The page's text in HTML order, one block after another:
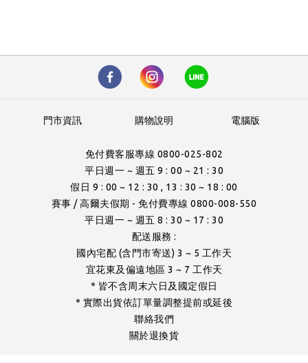
電腦版
購物說明
門市資訊
免付費客服專線 0800-025-802
平日週一 ~ 週五 9 : 00 ~ 21 : 30
假日 9 : 00 ~ 12 : 30 , 13 : 30 ~ 18 : 00
賽事 / 高爾夫假期 - 免付費專線 0800-008-550
平日週一 ~ 週五 8 : 30 ~ 17 : 30
配送服務 :
國內宅配 (含門市寄送) 3 ~ 5 工作天
宜花東及偏遠地區 3 ~ 7 工作天
* 皆不含周末六日及國定假日
* 實際出貨依訂單量調整提前或延後
聯絡我們
關於退換貨